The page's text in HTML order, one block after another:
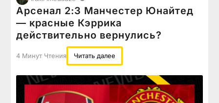
Арсенал 2:3 Манчестер Юнайтед
— красные Кэррика
действительно вернулись?
4 Минут Чтения Читать далее